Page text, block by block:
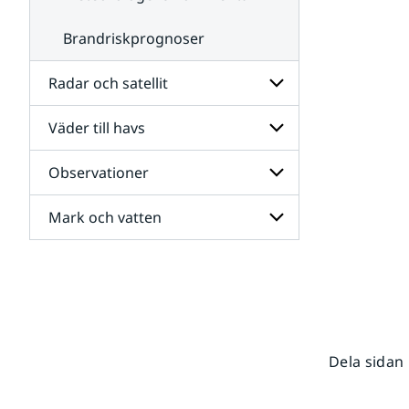
Brandriskprognoser
Radar och satellit
Undersidor
för
Radar
och
satellit
Väder till havs
Undersidor
för
Väder
till
havs
Observationer
Undersidor
för
Mark och vatten
Dela sidan